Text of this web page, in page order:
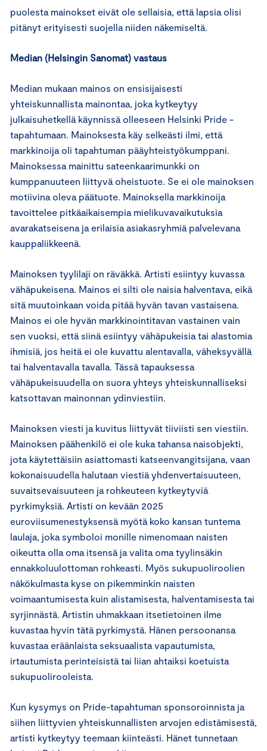
puolesta mainokset eivät ole sellaisia, että lapsia olisi
pitänyt erityisesti suojella niiden näkemiseltä.
Median (Helsingin Sanomat) vastaus
Median mukaan mainos on ensisijaisesti
yhteiskunnallista mainontaa, joka kytkeytyy
julkaisuhetkellä käynnissä olleeseen Helsinki Pride -
tapahtumaan. Mainoksesta käy selkeästi ilmi, että
markkinoija oli tapahtuman pääyhteistyökumppani.
Mainoksessa mainittu sateenkaarimunkki on
kumppanuuteen liittyvä oheistuote. Se ei ole mainoksen
motiivina oleva päätuote. Mainoksella markkinoija
tavoittelee pitkäaikaisempia mielikuvavaikutuksia
avarakatseisena ja erilaisia asiakasryhmiä palvelevana
kauppaliikkeenä.
Mainoksen tyylilaji on räväkkä. Artisti esiintyy kuvassa
vähäpukeisena. Mainos ei silti ole naisia halventava, eikä
sitä muutoinkaan voida pitää hyvän tavan vastaisena.
Mainos ei ole hyvän markkinointitavan vastainen vain
sen vuoksi, että siinä esiintyy vähäpukeisia tai alastomia
ihmisiä, jos heitä ei ole kuvattu alentavalla, väheksyvällä
tai halventavalla tavalla. Tässä tapauksessa
vähäpukeisuudella on suora yhteys yhteiskunnalliseksi
katsottavan mainonnan ydinviestiin.
Mainoksen viesti ja kuvitus liittyvät tiiviisti sen viestiin.
Mainoksen päähenkilö ei ole kuka tahansa naisobjekti,
jota käytettäisiin asiattomasti katseenvangitsijana, vaan
kokonaisuudella halutaan viestiä yhdenvertaisuuteen,
suvaitsevaisuuteen ja rohkeuteen kytkeytyviä
pyrkimyksiä. Artisti on kevään 2025
euroviisumenestyksensä myötä koko kansan tuntema
laulaja, joka symboloi monille nimenomaan naisten
oikeutta olla oma itsensä ja valita oma tyylinsäkin
ennakkoluulottoman rohkeasti. Myös sukupuoliroolien
näkökulmasta kyse on pikemminkin naisten
voimaantumisesta kuin alistamisesta, halventamisesta tai
syrjinnästä. Artistin uhmakkaan itsetietoinen ilme
kuvastaa hyvin tätä pyrkimystä. Hänen persoonansa
kuvastaa eräänlaista seksuaalista vapautumista,
irtautumista perinteisistä tai liian ahtaiksi koetuista
sukupuolirooleista.
Kun kysymys on Pride-tapahtuman sponsoroinnista ja
siihen liittyvien yhteiskunnallisten arvojen edistämisestä,
artisti kytkeytyy teemaan kiinteästi. Hänet tunnetaan